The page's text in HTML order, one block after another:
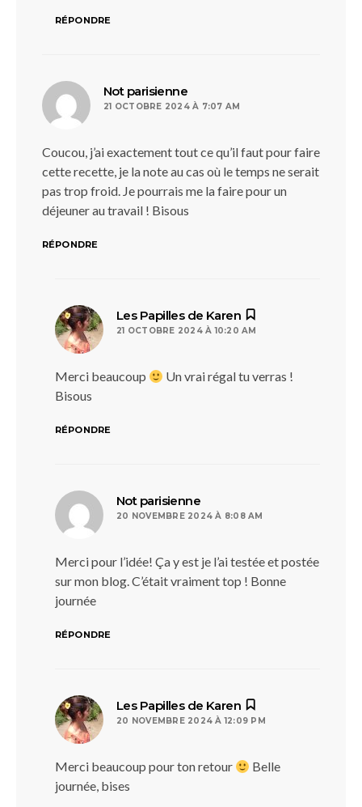
RÉPONDRE
Not parisienne
21 OCTOBRE 2024 À 7:07 AM
Coucou, j’ai exactement tout ce qu’il faut pour faire
cette recette, je la note au cas où le temps ne serait
pas trop froid. Je pourrais me la faire pour un
déjeuner au travail ! Bisous
RÉPONDRE
Les Papilles de Karen
21 OCTOBRE 2024 À 10:20 AM
Merci beaucoup
Un vrai régal tu verras !
Bisous
RÉPONDRE
Not parisienne
20 NOVEMBRE 2024 À 8:08 AM
Merci pour l’idée! Ça y est je l’ai testée et postée
sur mon blog. C’était vraiment top ! Bonne
journée
RÉPONDRE
Les Papilles de Karen
20 NOVEMBRE 2024 À 12:09 PM
Merci beaucoup pour ton retour
Belle
journée, bises